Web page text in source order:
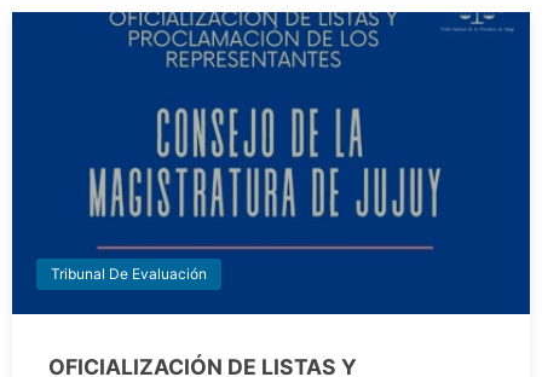
Tribunal De Evaluación
OFICIALIZACIÓN DE LISTAS Y